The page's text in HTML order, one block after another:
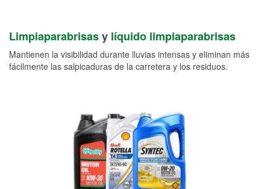
Limpiaparabrisasy líquido limpiaparabrisas
Mantienen la visibilidad durante lluvias intensas y eliminan más
fácilmente las salpicaduras de la carretera y los residuos.